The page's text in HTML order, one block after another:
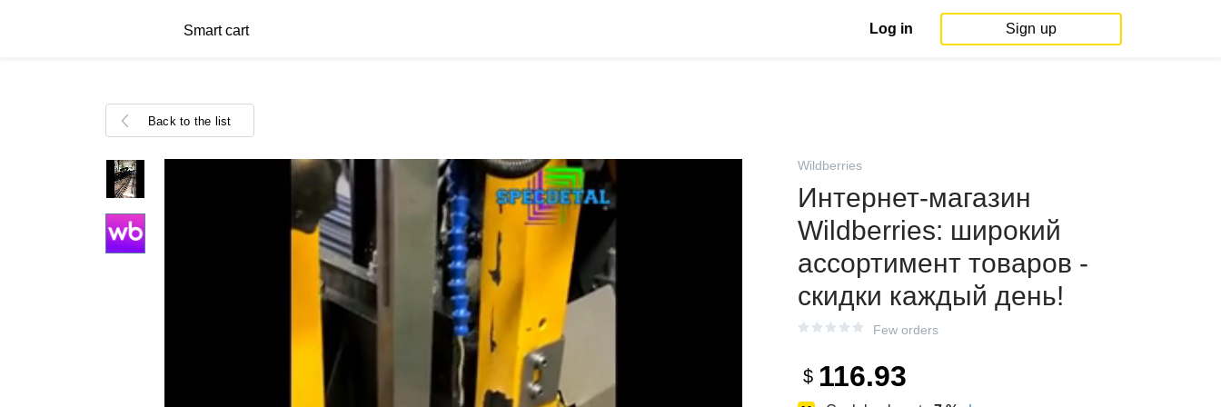
Smart cart Log in Sign up
Back to the list
Wildberries
Интернет‑магазин
Wildberries: широкий
ассортимент товаров -
скидки каждый день!
Few orders
$ 116.93